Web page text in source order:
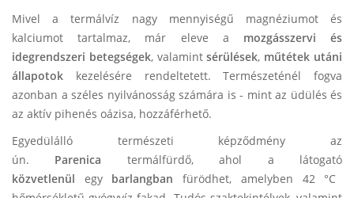
Mivel a termálvíz nagy mennyiségű magnéziumot és
kalciumot tartalmaz, már eleve a mozgásszervi és
idegrendszeri betegségek, valamintsérülések, műtétek utáni
állapotok kezelésére rendeltetett. Természeténél fogva
azonban a széles nyilvánosság számára is - mint az üdülés és
az aktív pihenés oázisa, hozzáférhető.
Egyedülálló természeti képződmény az
ún. Parenica termálfürdő, ahol a látogató
közvetlenül egy barlangban fürödhet, amelyben 42 °C